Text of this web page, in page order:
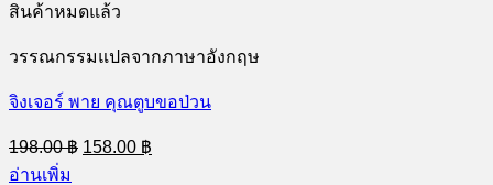
สินค้าหมดแล้ว
วรรณกรรมแปลจากภาษาอังกฤษ
จิงเจอร์ พาย คุณตูบขอป่วน
198.00฿ Original
price
158.00 ฿
price
อ่านเพิ่ม